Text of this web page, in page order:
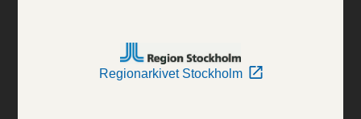
Regionarkivet Stockholm